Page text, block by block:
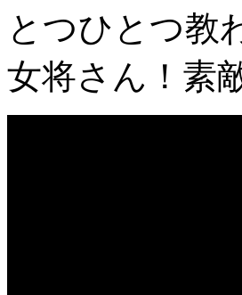
とつひとつ教
女将さん！素